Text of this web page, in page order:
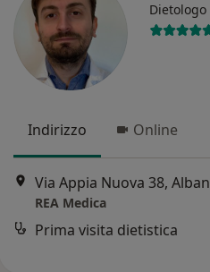
Dietologo
Indirizzo Online
Via Appia Nuova 38,
REA Medica
Prima visita dietistica